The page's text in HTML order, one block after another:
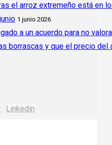
el arroz extremeño está en
1 junio 2026
a un acuerdo para no
borrascas y que el precio
Linkedin